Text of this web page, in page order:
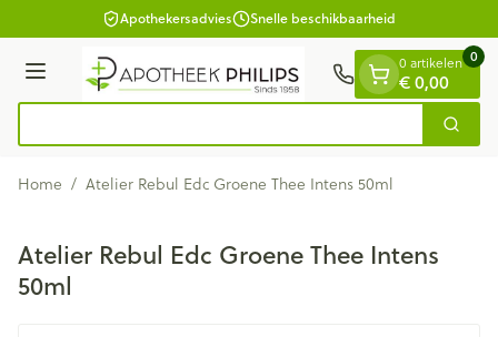
Ga naar de inhoudApothekersadvies Snelle beschikbaarheid
Menu
Zoek
0 artikelen
€ 0,00
0
Home / Atelier Rebul Edc Groene Thee Intens 50ml
Atelier Rebul Edc Groene Thee Intens
50ml